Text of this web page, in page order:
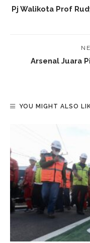
Pj Walikota Prof
Arsenal Juara
YOU MIGHT ALSO